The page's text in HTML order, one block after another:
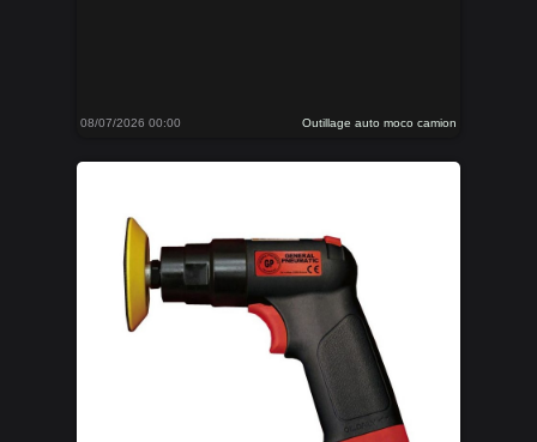
08/07/2026 00:00 Outillage auto moco camion